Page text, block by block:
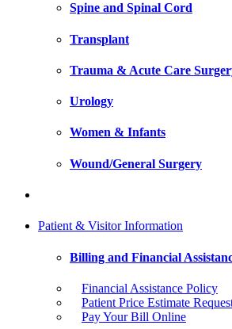
Spine and Spinal Cord
Transplant
Trauma & Acute Care
Urology
Women & Infants
Wound/General Surgery
Patient & Visitor Information
Billing and Financial
Financial Assistance Policy
Patient Price Estimate
Pay Your Bill Online